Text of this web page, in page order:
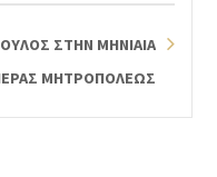
ΣΤΗΝ ΜΗΝΙΑΙΑ
ΜΗΤΡΟΠΟΛΕΩΣ